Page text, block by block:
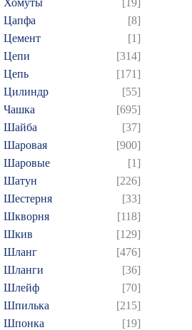
Хомуты
[19]
Цапфа
[8]
Цемент
[1]
Цепи
[314]
Цепь
[171]
Цилиндр
[55]
Чашка
[695]
Шайба
[37]
Шаровая
[900]
Шаровые
[1]
Шатун
[226]
Шестерня
[33]
Шкворня
[118]
Шкив
[129]
Шланг
[476]
Шланги
[36]
Шлейф
[70]
Шпилька
[215]
Шпонка
[19]